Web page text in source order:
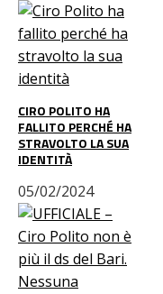
CIRO POLITO HA
FALLITO PERCHÉ HA
STRAVOLTO LA SUA
IDENTITÀ
05/02/2024